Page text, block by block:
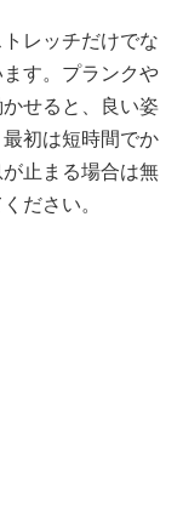
レッチだけでな
す。プランクや
せると、良い姿
初は短時間でか
止まる場合は無
ださい。